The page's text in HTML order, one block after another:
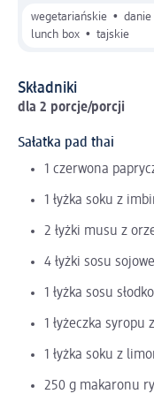
wegetariańskie • danie
lunch box • tajskie
Składniki
dla 2 porcje/porcji
Sałatka pad thai
1 czerwona
1 łyżka soku z
2 łyżki musu z
4 łyżki sosu
1 łyżka sosu
1 łyżeczka syropu
1 łyżka soku z
250 g makaronu